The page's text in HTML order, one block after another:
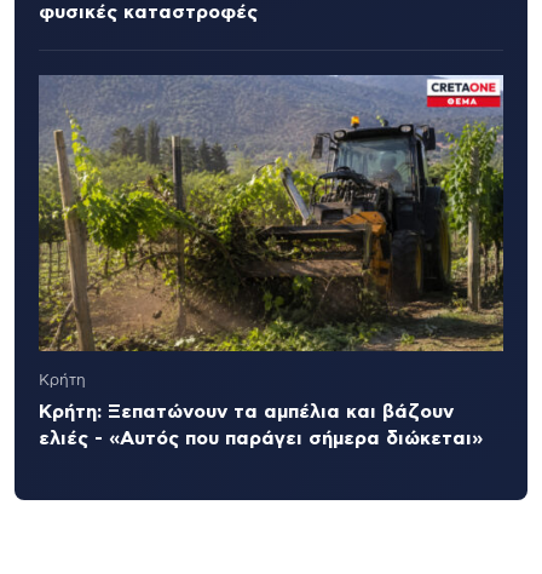
φυσικές καταστροφές
Κρήτη
Κρήτη: Ξεπατώνουν τα αμπέλια και βάζουν
ελιές - «Αυτός που παράγει σήμερα διώκεται»